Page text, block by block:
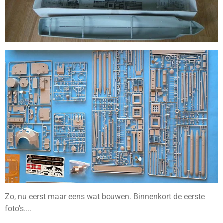
Zo, nu eerst maar eens wat bouwen. Binnenkort de eerste
foto's....